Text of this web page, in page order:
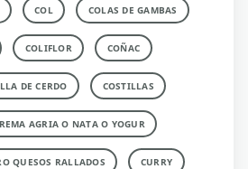
COL COLAS DE GAMBAS
COLIFLOR COÑAC
DE CERDO COSTILLAS
AGRIA O NATA O YOGUR
QUESOS RALLADOS CURRY